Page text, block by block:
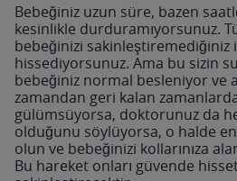
Bebeğiniz uzun süre, bazen
kesinlikle durduramıyorsunuz.
bebeğinizi sakinleştiremediğiniz
hissediyorsunuz. Ama bu sizin
bebeğiniz normal besleniyor ve
zamandan geri kalan
gülümsüyorsa, doktorunuz da
olduğunu söylüyorsa, o halde
olun ve bebeğinizi kollarınıza
Bu hareket onları güvende